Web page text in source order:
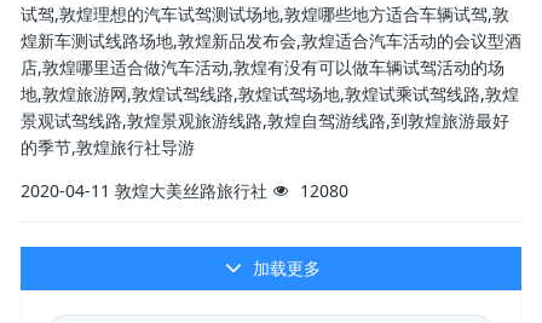
试驾,敦煌理想的汽车试驾测试场地,敦煌哪些地方适合车辆试驾,敦
煌新车测试线路场地,敦煌新品发布会,敦煌适合汽车活动的会议型酒
店,敦煌哪里适合做汽车活动,敦煌有没有可以做车辆试驾活动的场
地,敦煌旅游网,敦煌试驾线路,敦煌试驾场地,敦煌试乘试驾线路,敦煌
景观试驾线路,敦煌景观旅游线路,敦煌自驾游线路,到敦煌旅游最好
的季节,敦煌旅行社导游
2020-04-11 敦煌大美丝路旅行社 12080
加载更多